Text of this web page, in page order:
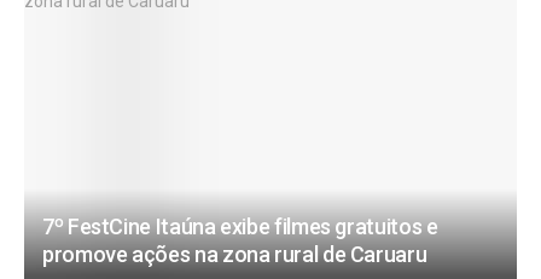
7º FestCine Itaúna exibe filmes gratuitos e
promove ações na zona rural de Caruaru